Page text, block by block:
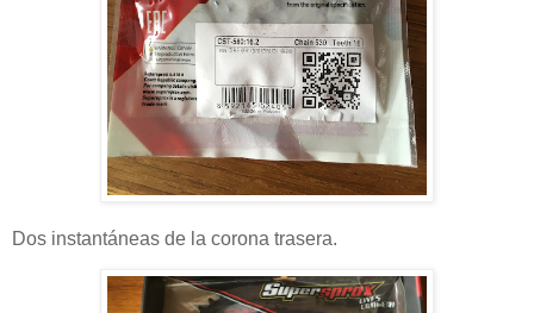
Dos instantáneas de la corona trasera.